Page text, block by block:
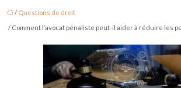
/ Questions de droit
/ Comment l’avocat pénaliste peut-il aider à réduire les